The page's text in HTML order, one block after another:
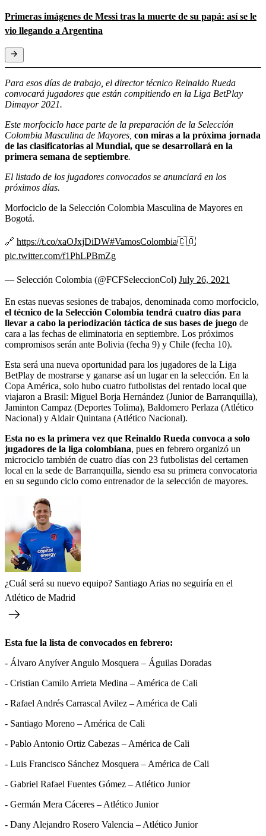
Primeras imágenes de Messi tras la muerte de su papá: así se le
vio llegando a Argentina
Para esos días de trabajo, el director técnico Reinaldo Rueda
convocará jugadores que están compitiendo en la Liga BetPlay
Dimayor 2021.
Este morfociclo hace parte de la preparación de la Selección
Colombia Masculina de Mayores, con miras a la próxima jornada
de las clasificatorias al Mundial, que se desarrollará en la
primera semana de septiembre.
El listado de los jugadores convocados se anunciará en los
próximos días.
Morfociclo de la Selección Colombia Masculina de Mayores en
Bogotá.
🔗 https://t.co/xaOJxjDiDW#VamosColombia🇨🇴
pic.twitter.com/f1PhLPBmZg
— Selección Colombia (@FCFSeleccionCol) July 26, 2021
En estas nuevas sesiones de trabajos, denominada como morfociclo,
el técnico de la Selección Colombia tendrá cuatro días para
llevar a cabo la periodización táctica de sus bases de juego de
cara a las fechas de eliminatoria en septiembre. Los próximos
compromisos serán ante Bolivia (fecha 9) y Chile (fecha 10).
Esta será una nueva oportunidad para los jugadores de la Liga
BetPlay de mostrarse y ganarse así un lugar en la selección. En la
Copa América, solo hubo cuatro futbolistas del rentado local que
viajaron a Brasil: Miguel Borja Hernández (Junior de Barranquilla),
Jaminton Campaz (Deportes Tolima), Baldomero Perlaza (Atlético
Nacional) y Aldair Quintana (Atlético Nacional).
Esta no es la primera vez que Reinaldo Rueda convoca a solo
jugadores de la liga colombiana, pues en febrero organizó un
microciclo también de cuatro días con 23 futbolistas del certamen
local en la sede de Barranquilla, siendo esa su primera convocatoria
en su segundo ciclo como entrenador de la selección de mayores.
¿Cuál será su nuevo equipo? Santiago Arias no seguiría en el
Atlético de Madrid
Esta fue la lista de convocados en febrero:
- Álvaro Anyíver Angulo Mosquera – Águilas Doradas
- Cristian Camilo Arrieta Medina – América de Cali
- Rafael Andrés Carrascal Avilez – América de Cali
- Santiago Moreno – América de Cali
- Pablo Antonio Ortiz Cabezas – América de Cali
- Luis Francisco Sánchez Mosquera – América de Cali
- Gabriel Rafael Fuentes Gómez – Atlético Junior
- Germán Mera Cáceres – Atlético Junior
- Dany Alejandro Rosero Valencia – Atlético Junior